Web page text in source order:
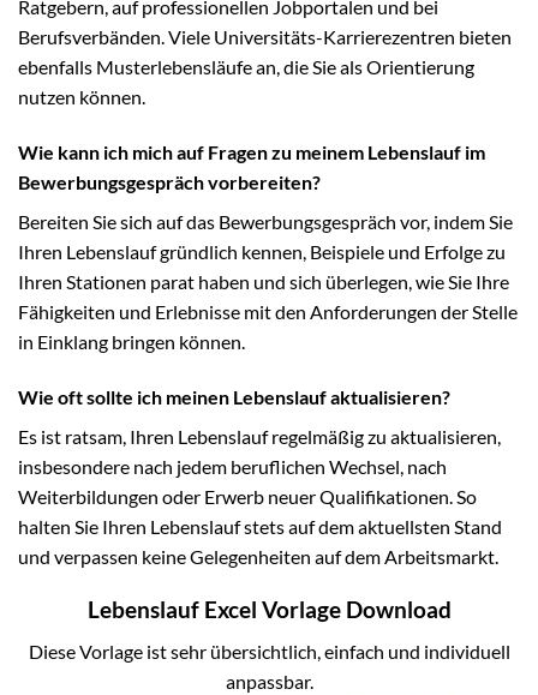
Ratgebern, auf professionellen Jobportalen und bei
Berufsverbänden. Viele Universitäts-Karrierezentren bieten
ebenfalls Musterlebensläufe an, die Sie als Orientierung
nutzen können.
Wie kann ich mich auf Fragen zu meinem Lebenslauf im
Bewerbungsgespräch vorbereiten?
Bereiten Sie sich auf das Bewerbungsgespräch vor, indem Sie
Ihren Lebenslauf gründlich kennen, Beispiele und Erfolge zu
Ihren Stationen parat haben und sich überlegen, wie Sie Ihre
Fähigkeiten und Erlebnisse mit den Anforderungen der Stelle
in Einklang bringen können.
Wie oft sollte ich meinen Lebenslauf aktualisieren?
Es ist ratsam, Ihren Lebenslauf regelmäßig zu aktualisieren,
insbesondere nach jedem beruflichen Wechsel, nach
Weiterbildungen oder Erwerb neuer Qualifikationen. So
halten Sie Ihren Lebenslauf stets auf dem aktuellsten Stand
und verpassen keine Gelegenheiten auf dem Arbeitsmarkt.
Lebenslauf Excel Vorlage Download
Diese Vorlage ist sehr übersichtlich, einfach und individuell
anpassbar.